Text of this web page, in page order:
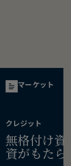
マーケット
クレジット
無格付け資
資が​もたら